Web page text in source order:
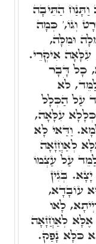
הַתֵּיבָה
וְגוֹ,' כְּמָה
וּמִלָּה,
עִלָּאָה אִיקְרֵי.
כָל דָּבָר
לֹא
עַל הַכְּלָל
כְּלָלָא עִלָּאָה,
וַדַּאי לָא
לְאַחֲזָאָה
עַל עַצְמוֹ
בְּגִין
עוֹבָדָא,
לָאו
לְאַחֲזָאָה
כֹּלָּא נָפַק.